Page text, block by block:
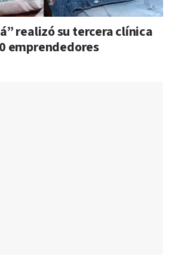
realizó su tercera clínica
emprendedores